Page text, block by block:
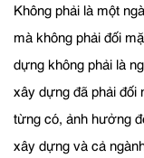
Không phải là một
mà không phải đối
dựng không phải là
xây dựng đã phải đối
từng có, ảnh hưởng
xây dựng và cả